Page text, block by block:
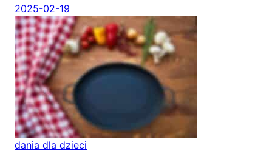
2025-02-19
dania dla dzieci